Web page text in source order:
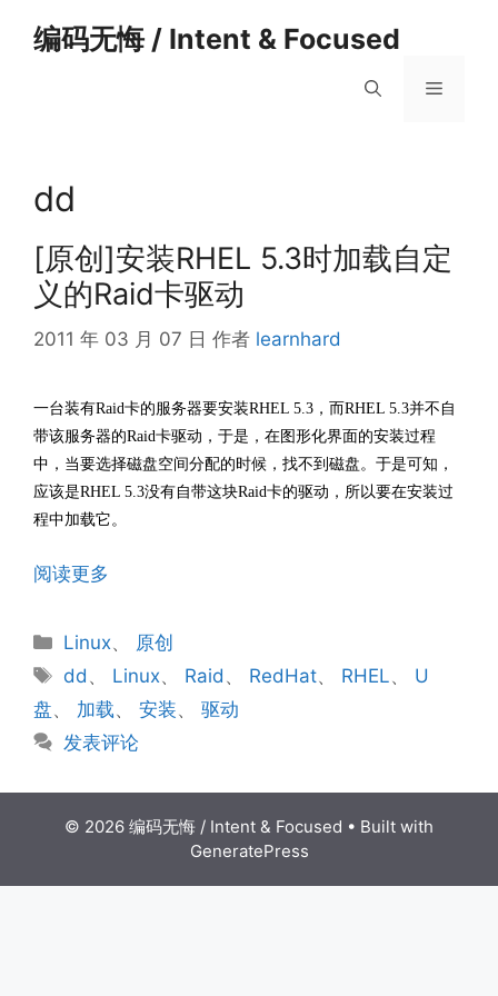
编码无悔 / Intent & Focused
菜
dd
[原创]安装RHEL 5.3时加载自定
义的Raid卡驱动
2011 年 03 月 07 日 作者 learnhard
一台装有Raid卡的服务器要安装RHEL 5.3，而RHEL 5.3并不自
带该服务器的Raid卡驱动，于是，在图形化界面的安装过程
中，当要选择磁盘空间分配的时候，找不到磁盘。于是可知，
应该是RHEL 5.3没有自带这块Raid卡的驱动，所以要在安装过
程中加载它。
阅读更多
分
类
Linux、 原创
标
签
dd 、 Linux、 Raid 、 RedHat、 RHEL、 U
盘、 加载、 安装、 驱动
发表评论
© 2026 编码无悔 / Intent & Focused • Built with
GeneratePress